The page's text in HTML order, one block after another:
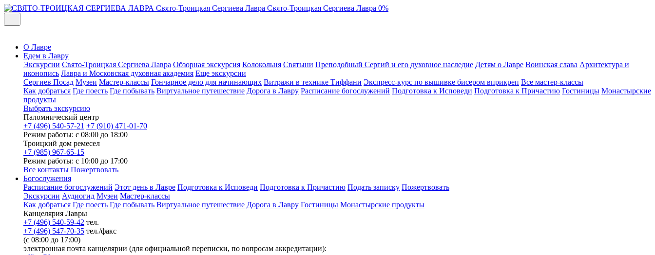
Свято-Троицкая Сергиева Лавра Свято-Троицкая Сергиева Лавра 0%
О Лавре
Едем в Лавру
Экскурсии Свято-Троицкая Сергиева Лавра Обзорная экскурсия Колокольня Святыни Преподобный Сергий и его духовное наследие Детям о Лавре Воинская слава Архитектура и
иконопись Лавра и Московская духовная академия Еще экскурсии
Сергиев Посад Музеи Мастер-классы Гончарное дело для начинающих Витражи в технике Тиффани Экспресс-курс по вышивке бисером вприкреп Все мастер-классы
Как добраться Где поесть Где побывать Виртуальное путешествие Дорога в Лавру Расписание богослужений Подготовка к Исповеди Подготовка к Причастию Гостиницы Монастырские
продукты
Выбрать экскурсию
Паломнический центр
+7 (496) 540-57-21 +7 (910) 471-01-70
Режим работы: с 08:00 до 18:00
Троицкий дом ремесел
+7 (985) 967-65-15
Режим работы: с 10:00 до 17:00
Все контакты Пожертвовать
Богослужения
Расписание богослужений Этот день в Лавре Подготовка к Исповеди Подготовка к Причастию Подать записку Пожертвовать
Экскурсии Аудиогид Музеи Мастер-классы
Как добраться Где поесть Где побывать Виртуальное путешествие Дорога в Лавру Гостиницы Монастырские продукты
Канцелярия Лавры
+7 (496) 540-59-42 тел.
+7 (496) 547-70-35 тел./факс
(с 08:00 до 17:00)
электронная почта канцелярии (для официальной переписки, по вопросам аккредитации):